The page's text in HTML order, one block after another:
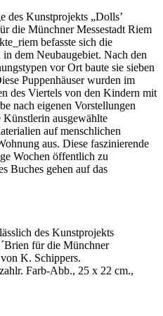
des Kunstprojekts „Dolls’
die Münchner Messestadt Riem
befasste sich die
dem Neubaugebiet. Nach den
vor Ort baute sie sieben
Puppenhäuser wurden im
des Viertels von den Kindern mit
nach eigenen Vorstellungen
Künstlerin ausgewählte
auf menschlichen
aus. Diese faszinierende
Wochen öffentlich zu
Buches gehen auf das
des Kunstprojekts
für die Münchner
K. Schippers.
Farb-Abb., 25 x 22 cm.,